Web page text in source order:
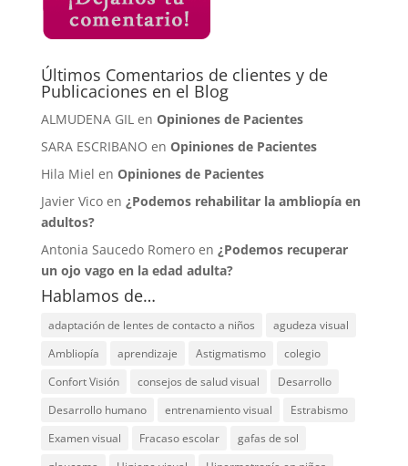
Últimos Comentarios de clientes y de
Publicaciones en el Blog
ALMUDENA GIL en Opiniones de Pacientes
SARA ESCRIBANO en Opiniones de Pacientes
Hila Miel en Opiniones de Pacientes
Javier Vico en ¿Podemos rehabilitar la ambliopía en
adultos?
Antonia Saucedo Romero en ¿Podemos recuperar
un ojo vago en la edad adulta?
Hablamos de…
adaptación de lentes de contacto a niños
agudeza visual
Ambliopía
aprendizaje Astigmatismo
colegio
Confort Visión
consejos de salud visual
Desarrollo
Desarrollo humano
entrenamiento visual
Estrabismo
Examen visual
Fracaso escolar
gafas de sol